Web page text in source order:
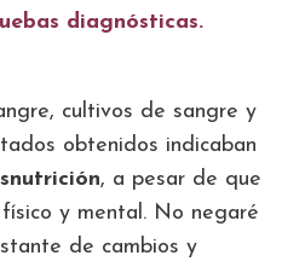
diagnósticas.
cultivos de sangre y
obtenidos indicaban
, a pesar de que
y mental. No negaré
de cambios y